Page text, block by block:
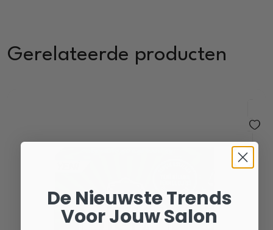
Gerelateerde producten
De Nieuwste Trends
Voor Jouw Salon